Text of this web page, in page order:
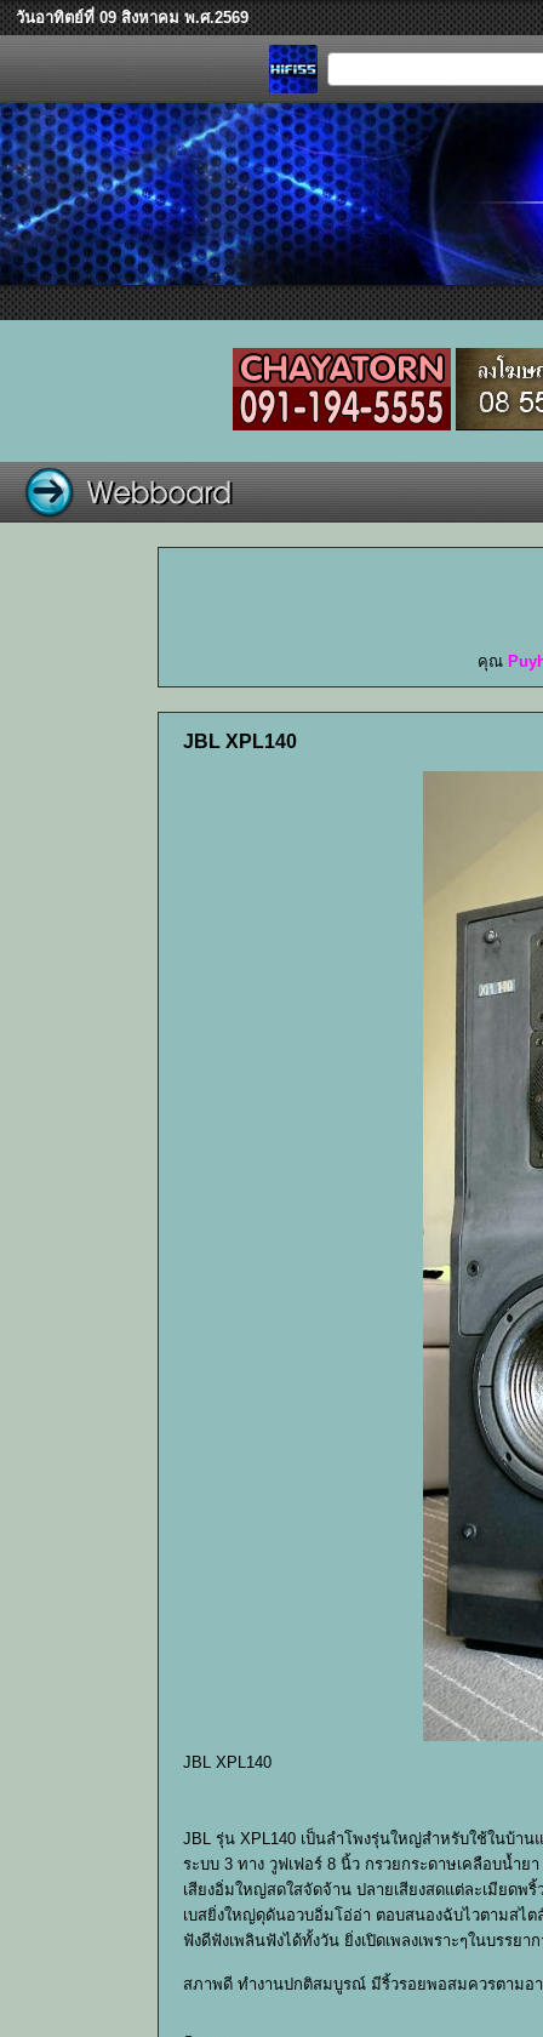
วันอาทิตย์ที่ 09 สิงหาคม พ.ศ.2569
คุณ
JBL XPL140
JBL XPL140
JBL รุ่น XPL140 เป็นลำโพงรุ่นใหญ่สำหรับใช้ในบ้า
ระบบ 3 ทาง วูฟเฟอร์ 8 นิ้ว กรวยกระดาษเคลือบน้ำ
เสียงอิ่มใหญ่สดใสจัดจ้าน ปลายเสียงสดแต่ละเมียดพ
เบสยิ่งใหญ่ดุดันอวบอิ่มโอ่อ่า ตอบสนองฉับไวตามสไ
ฟังดีฟังเพลินฟังได้ทั้งวัน ยิ่งเปิดเพลงเพราะๆในบร
สภาพดี ทำงานปกติสมบูรณ์ มีริ้วรอยพอสมควรตามอ